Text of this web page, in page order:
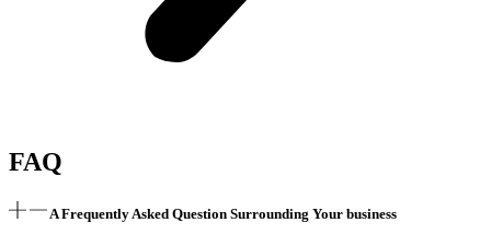
FAQ
A Frequently Asked Question Surrounding Your business